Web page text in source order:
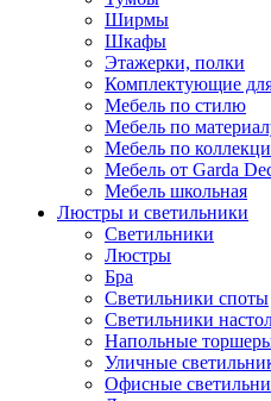
Ширмы
Шкафы
Этажерки, полки
Комплектующие
Мебель по стилю
Мебель по
Мебель по
Мебель от Garda
Мебель школьная
Люстры и светильники
Светильники
Люстры
Бра
Светильники споты
Светильники
Напольные
Уличные
Офисные